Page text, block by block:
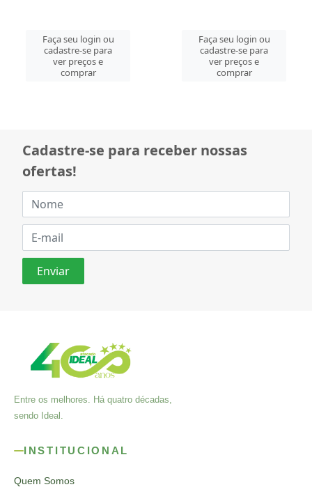
Faça seu login ou
cadastre-se para
ver preços e
comprar
Faça seu login ou
cadastre-se para
ver preços e
comprar
Cadastre-se para receber nossas
ofertas!
Entre os melhores. Há quatro décadas,
sendo Ideal.
INSTITUCIONAL
Quem Somos